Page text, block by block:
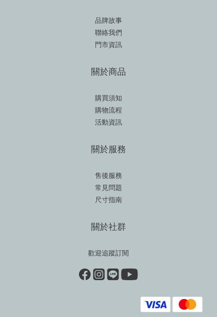
品牌故事
聯絡我們
門市資訊
關於商品
購買須知
購物流程
活動資訊
關於服務
售後服務
常見問題
尺寸指南
關於社群
歡迎追蹤訂閱